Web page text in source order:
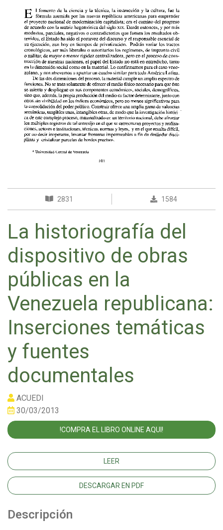
2831 1584
La historiografía del
dispositivo de obras
públicas en la
Venezuela republicana:
Inserciones temáticas
y fuentes
documentales
ACUEDI
30/03/2013
!COMPRA EL LIBRO ONLINE AQUI!
LEER
DESCARGAR EN PDF
Descripción